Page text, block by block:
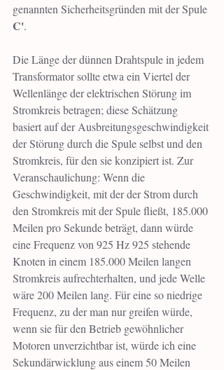
genannten Sicherheitsgründen mit der Spule
C'.
Die Länge der dünnen Drahtspule in jedem
Transformator sollte etwa ein Viertel der
Wellenlänge der elektrischen Störung im
Stromkreis betragen; diese Schätzung
basiert auf der Ausbreitungsgeschwindigkeit
der Störung durch die Spule selbst und den
Stromkreis, für den sie konzipiert ist. Zur
Veranschaulichung: Wenn die
Geschwindigkeit, mit der der Strom durch
den Stromkreis mit der Spule fließt, 185.000
Meilen pro Sekunde beträgt, dann würde
eine Frequenz von 925 Hz 925 stehende
Knoten in einem 185.000 Meilen langen
Stromkreis aufrechterhalten, und jede Welle
wäre 200 Meilen lang. Für eine so niedrige
Frequenz, zu der man nur greifen würde,
wenn sie für den Betrieb gewöhnlicher
Motoren unverzichtbar ist, würde ich eine
Sekundärwicklung aus einem 50 Meilen